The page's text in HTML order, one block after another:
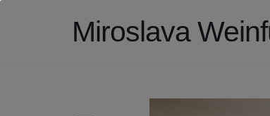
Miroslava